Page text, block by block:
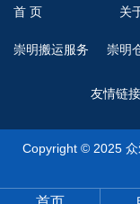
首 页 关
崇明搬运服务 崇明
友情链
Copyright © 2025